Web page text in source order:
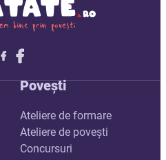
Follow me on X
Follow me on LinkedIn
Follow me on X
Povești
Ateliere de formare
Ateliere de povești
Concursuri